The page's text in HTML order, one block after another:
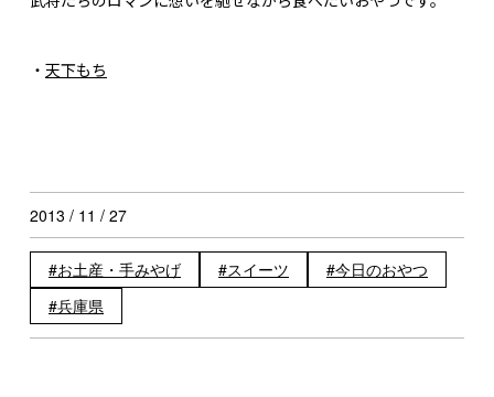
・ 天下もち
2013 / 11 / 27
お土産・手みやげ スイーツ
今日のおやつ
兵庫県